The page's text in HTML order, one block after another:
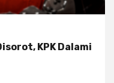
KPK Dalami